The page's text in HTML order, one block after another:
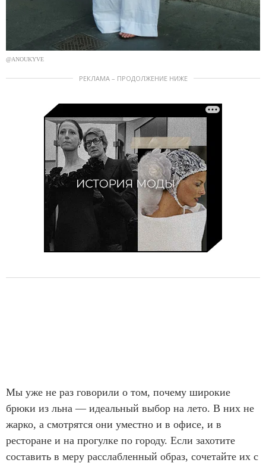
@ANOUKYVE
РЕКЛАМА – ПРОДОЛЖЕНИЕ НИЖЕ
Мы уже не раз говорили о том, почему широкие
брюки из льна — идеальный выбор на лето. В них не
жарко, а смотрятся они уместно и в офисе, и в
ресторане и на прогулке по городу. Если захотите
составить в меру расслабленный образ, сочетайте их с